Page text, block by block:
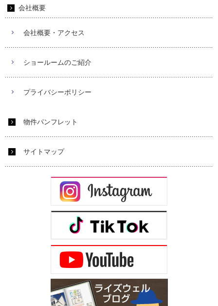
会社概要
会社概要・アクセス
ショールームのご紹介
プライバシーポリシー
物件パンフレット
サイトマップ